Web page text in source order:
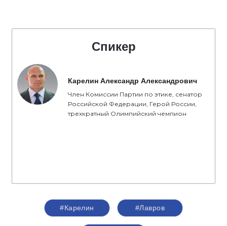
Спикер
Карелин Александр Александрович
Член Комиссии Партии по этике, сенатор
Российской Федерации, Герой России,
трехкратный Олимпийский чемпион
#Карелин #Лавров